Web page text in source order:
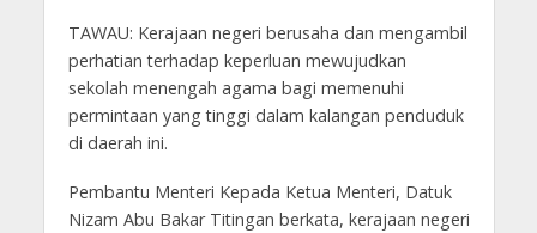
TAWAU: Kerajaan negeri berusaha dan mengambil
perhatian terhadap keperluan mewujudkan
sekolah menengah agama bagi memenuhi
permintaan yang tinggi dalam kalangan penduduk
di daerah ini.
Pembantu Menteri Kepada Ketua Menteri, Datuk
Nizam Abu Bakar Titingan berkata, kerajaan negeri